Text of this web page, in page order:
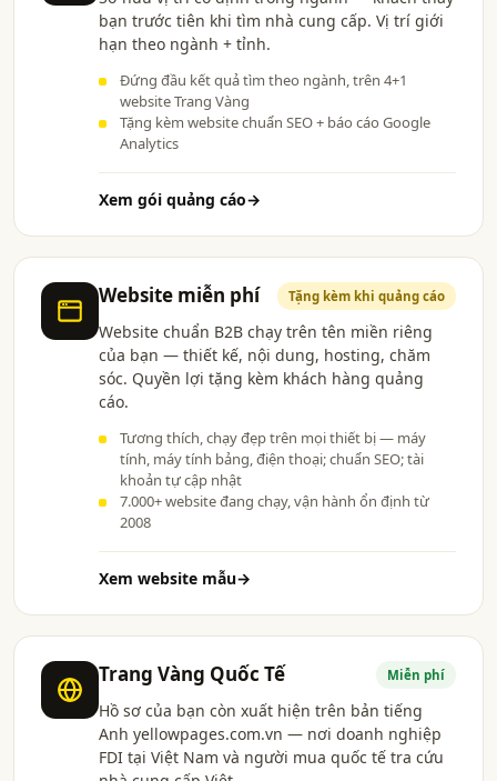
bạn trước tiên khi tìm nhà cung cấp. Vị trí giới
hạn theo ngành + tỉnh.
Đứng đầu kết quả tìm theo ngành, trên 4+1
website Trang Vàng
Tặng kèm website chuẩn SEO + báo cáo Google
Analytics
Xem gói quảng cáo→
Website miễn phí Tặng kèm khi quảng cáo
Website chuẩn B2B chạy trên tên miền riêng
của bạn — thiết kế, nội dung, hosting, chăm
sóc. Quyền lợi tặng kèm khách hàng quảng
cáo.
Tương thích, chạy đẹp trên mọi thiết bị — máy
tính, máy tính bảng, điện thoại; chuẩn SEO; tài
khoản tự cập nhật
7.000+ website đang chạy, vận hành ổn định từ
2008
Xem website mẫu→
Trang Vàng Quốc Tế Miễn phí
Hồ sơ của bạn còn xuất hiện trên bản tiếng
Anh yellowpages.com.vn — nơi doanh nghiệp
FDI tại Việt Nam và người mua quốc tế tra cứu